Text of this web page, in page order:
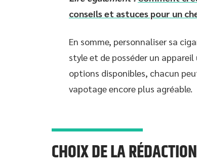
conseils et astuces pour un
En somme, personnaliser sa
style et de posséder un
options disponibles, chacun
vapotage encore plus agréable.
CHOIX DE LA RÉDACTION